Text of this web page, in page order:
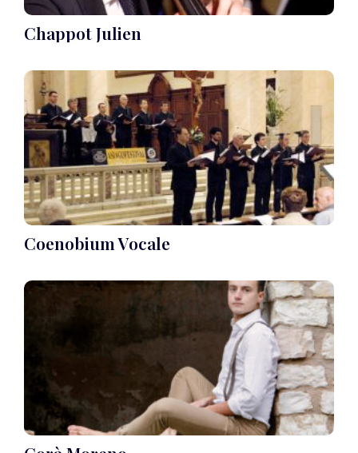
Chappot Julien
Coenobium Vocale